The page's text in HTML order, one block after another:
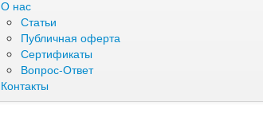
О нас
Статьи
Публичная оферта
Сертификаты
Вопрос-Ответ
Контакты